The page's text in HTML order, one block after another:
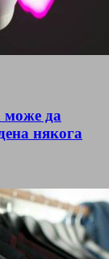
може да
някога